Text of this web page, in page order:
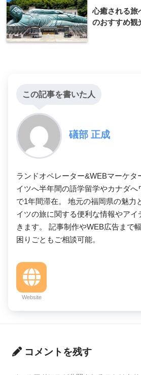
心癒される旅
のおすすめ観
この記事を書いた人
礒部 正成
ランドオペレーター&WEBマーケタ
イツへ半年間の語学留学やカナダへ
で1年間滞在。 地元の福岡県の魅力
イツの旅に関する便利な情報やアイ
きます。 記事制作やWEB広告まで
困りごともご相談可能。
Website
コメントを残す